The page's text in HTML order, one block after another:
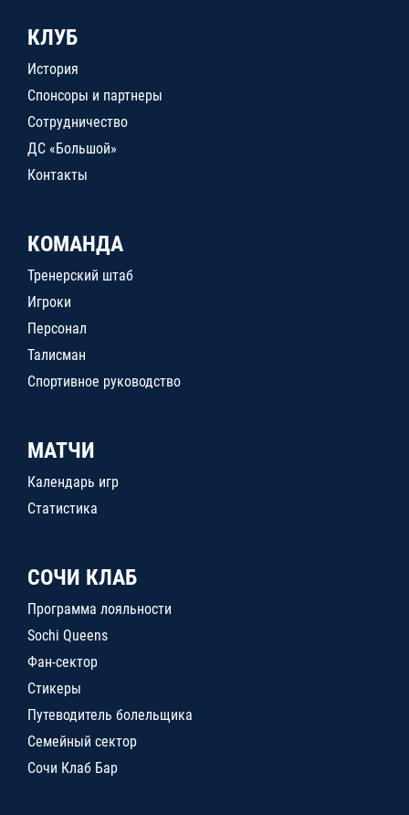
КЛУБ
История
Спонсоры и партнеры
Сотрудничество
ДС «Большой»
Контакты
КОМАНДА
Тренерский штаб
Игроки
Персонал
Талисман
Спортивное руководство
МАТЧИ
Календарь игр
Статистика
СОЧИ КЛАБ
Программа лояльности
Sochi Queens
Фан-сектор
Стикеры
Путеводитель болельщика
Семейный сектор
Сочи Клаб Бар